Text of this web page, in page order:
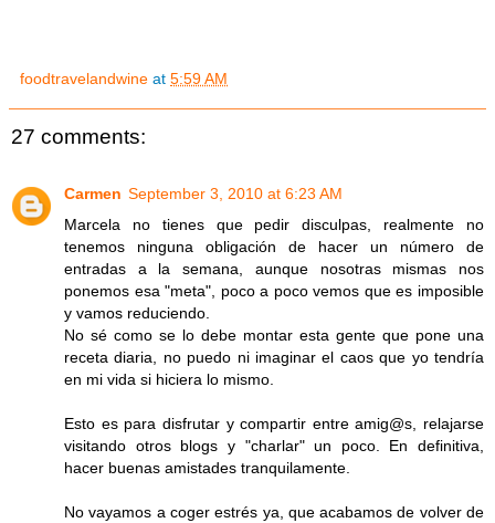
foodtravelandwine at 5:59 AM
27 comments:
Carmen September 3, 2010 at 6:23 AM
Marcela no tienes que pedir disculpas, realmente no
tenemos ninguna obligación de hacer un número de
entradas a la semana, aunque nosotras mismas nos
ponemos esa "meta", poco a poco vemos que es imposible
y vamos reduciendo.
No sé como se lo debe montar esta gente que pone una
receta diaria, no puedo ni imaginar el caos que yo tendría
en mi vida si hiciera lo mismo.
Esto es para disfrutar y compartir entre amig@s, relajarse
visitando otros blogs y "charlar" un poco. En definitiva,
hacer buenas amistades tranquilamente.
No vayamos a coger estrés ya, que acabamos de volver de